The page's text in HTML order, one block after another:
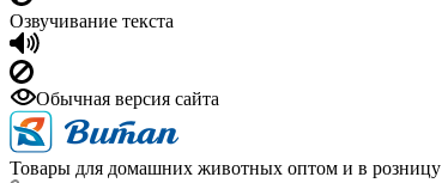
Озвучивание текста
Обычная версия сайта
Товары для домашних животных оптом и в розницу